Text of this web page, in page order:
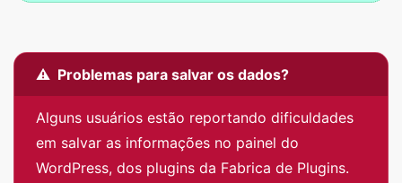
⚠️ Problemas para salvar os dados?
Alguns usuários estão reportando dificuldades
em salvar as informações no painel do
WordPress, dos plugins da Fabrica de Plugins.